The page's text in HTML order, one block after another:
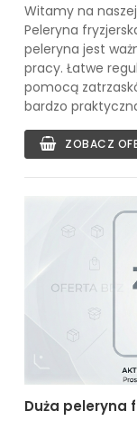
Witamy na
Peleryna
peleryna jest
pracy. Łatwe
pomocą
bardzo
ZOBACZ
Duża peleryna